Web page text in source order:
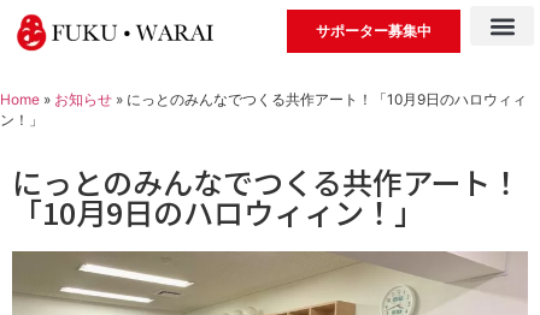
サポーター募集中
Home » お知らせ » にっとのみんなでつくる共作アート！「10月9日のハロウィィ
ン！」
にっとのみんなでつくる共作アート！
「10月9日のハロウィィン！」